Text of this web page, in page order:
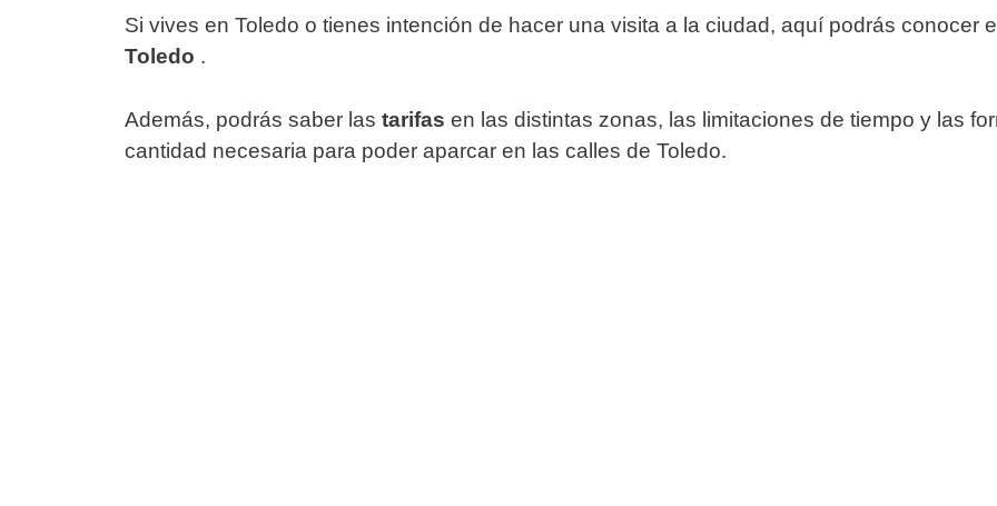
Si vives en Toledo o tienes intención de hacer una visita a la ciudad, aquí podrás conocer
Toledo .
Además, podrás saber las tarifas en las distintas zonas, las limitaciones de tiempo y las
cantidad necesaria para poder aparcar en las calles de Toledo.